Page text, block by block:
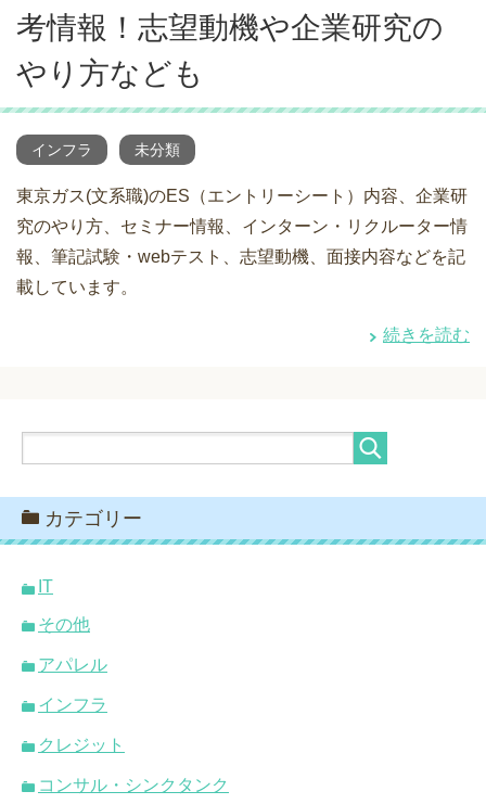
考情報！志望動機や企業研究の
やり方なども
インフラ 未分類
東京ガス(文系職)のES（エントリーシート）内容、企業研
究のやり方、セミナー情報、インターン・リクルーター情
報、筆記試験・webテスト、志望動機、面接内容などを記
載しています。
続きを読む
カテゴリー
IT
その他
アパレル
インフラ
クレジット
コンサル・シンクタンク